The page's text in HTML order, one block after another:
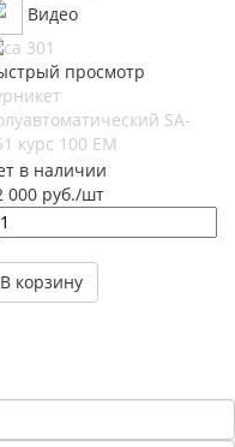
Видео
просмотр
SA-
курс 100 EM
в наличии
000 руб./шт
В корзину